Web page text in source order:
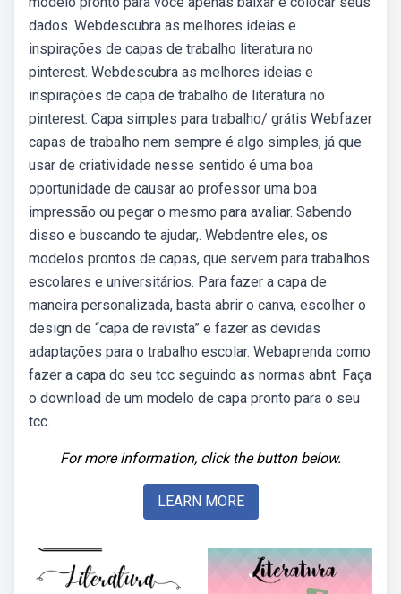
dados. Webdescubra as melhores ideias e
inspirações de capas de trabalho literatura no
pinterest. Webdescubra as melhores ideias e
inspirações de capa de trabalho de literatura no
pinterest. Capa simples para trabalho/ grátis Webfazer
capas de trabalho nem sempre é algo simples, já que
usar de criatividade nesse sentido é uma boa
oportunidade de causar ao professor uma boa
impressão ou pegar o mesmo para avaliar. Sabendo
disso e buscando te ajudar,. Webdentre eles, os
modelos prontos de capas, que servem para trabalhos
escolares e universitários. Para fazer a capa de
maneira personalizada, basta abrir o canva, escolher o
design de “capa de revista” e fazer as devidas
adaptações para o trabalho escolar. Webaprenda como
fazer a capa do seu tcc seguindo as normas abnt. Faça
o download de um modelo de capa pronto para o seu
tcc.
For more information, click the button below.
LEARN MORE